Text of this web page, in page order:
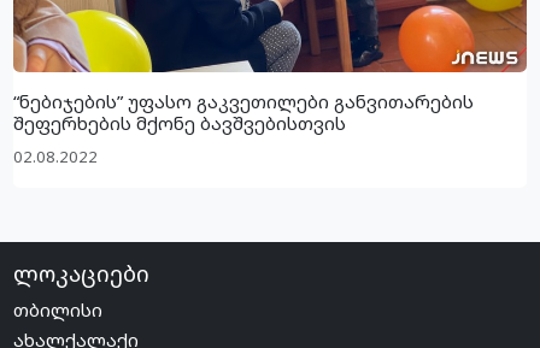
“ნებიჯების” უფასო გაკვეთილები განვითარების
შეფერხების მქონე ბავშვებისთვის
02.08.2022
ლოკაციები
თბილისი
ახალქალაქი